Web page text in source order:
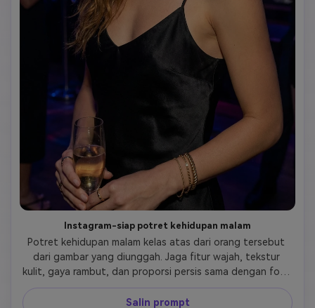
Instagram-siap potret kehidupan malam
Potret kehidupan malam kelas atas dari orang tersebut
dari gambar yang diunggah. Jaga fitur wajah, tekstur
kulit, gaya rambut, dan proporsi persis sama dengan foto
referensi. Latar belakang: lampu klub malam kabur, cahaya
neon, suasana pesta yang elegan. Fotografi potret
Salin prompt